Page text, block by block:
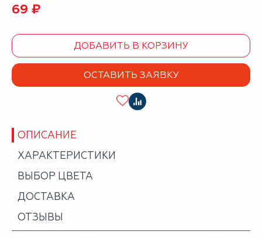
69 ₽
ДОБАВИТЬ В КОРЗИНУ
ОСТАВИТЬ ЗАЯВКУ
ОПИСАНИЕ
ХАРАКТЕРИСТИКИ
ВЫБОР ЦВЕТА
ДОСТАВКА
ОТЗЫВЫ